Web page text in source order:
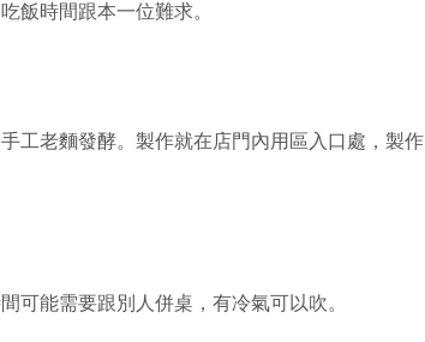
飯時間跟本一位難求。
工老麵發酵。製作就在店門內用區入口處，製作
可能需要跟別人併桌，有冷氣可以吹。